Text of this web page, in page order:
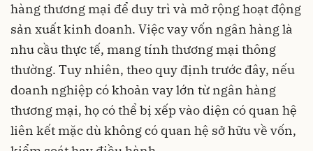
hàng thương mại để duy trì và mở rộng hoạt động
sản xuất kinh doanh. Việc vay vốn ngân hàng là
nhu cầu thực tế, mang tính thương mại thông
thường. Tuy nhiên, theo quy định trước đây, nếu
doanh nghiệp có khoản vay lớn từ ngân hàng
thương mại, họ có thể bị xếp vào diện có quan hệ
liên kết mặc dù không có quan hệ sở hữu về vốn,